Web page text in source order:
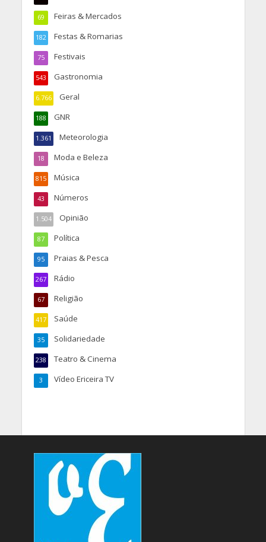
Feiras & Mercados
69
Festas & Romarias
182
Festivais
75
Gastronomia
543
Geral
6.766
GNR
188
Meteorologia
1.361
Moda e Beleza
18
Música
815
Números
43
Opinião
1.504
Política
87
Praias & Pesca
95
Rádio
267
Religião
67
Saúde
417
Solidariedade
35
Teatro & Cinema
238
Vídeo Ericeira TV
3